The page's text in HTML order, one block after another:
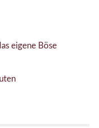
eigene Böse